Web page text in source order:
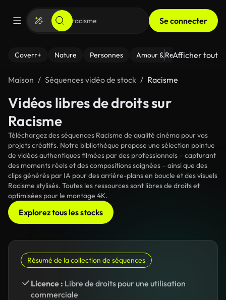
Se connecter
Coverr+ Nature Personnes Amour & Relations Le
Afficher tout
Maison Séquences vidéo de stock Racisme
Vidéos libres de droits sur
Racisme
Téléchargez des séquences Racisme de qualité cinéma pour vos
projets créatifs. Notre bibliothèque propose une sélection pointue
de vidéos authentiques filmées par des professionnels – capturant
des moments réels et des compositions soignées – ainsi que des
clips générés par IA pour des arrière-plans en boucle et des visuels
Racisme stylisés. Toutes les ressources sont libres de droits et
optimisées pour le montage 4K.
Explorez tous les stocks
Résumé de la collection de séquences
Licence : Libre de droits pour une utilisation
commerciale